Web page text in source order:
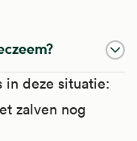
in deze situatie:
zalven nog